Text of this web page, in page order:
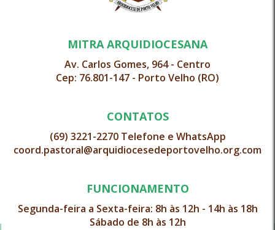
MITRA ARQUIDIOCESANA
Av. Carlos Gomes, 964 - Centro
Cep: 76.801-147 - Porto Velho (RO)
CONTATOS
(69) 3221-2270 Telefone e WhatsApp
coord.pastoral@arquidiocesedeportovelho.org.com
FUNCIONAMENTO
Segunda-feira a Sexta-feira: 8h às 12h - 14h às 18h
Sábado de 8h às 12h